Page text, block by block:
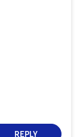
REPLY